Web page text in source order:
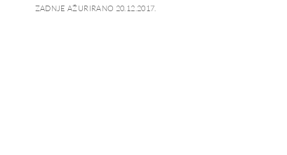
ZADNJE AŽURIRANO 20.12.2017.